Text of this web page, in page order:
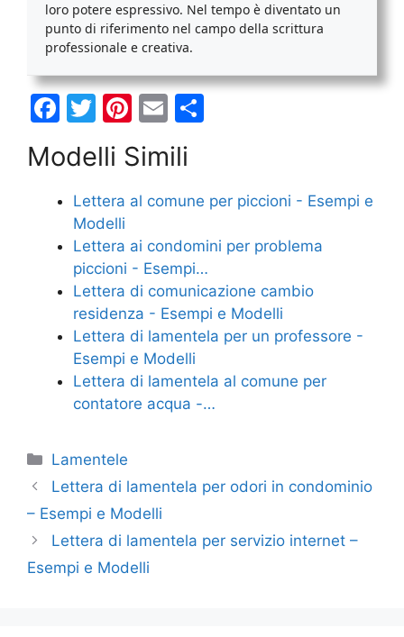
loro potere espressivo. Nel tempo è diventato un
punto di riferimento nel campo della scrittura
professionale e creativa.
F
c
e
b
o
o
k
T
w
itt
er
Pi
nt
er
e
E
m
ai
l
di
di
Modelli Simili
Lettera al comune per piccioni - Esempi e
Modelli
Lettera ai condomini per problema
piccioni - Esempi…
Lettera di comunicazione cambio
residenza - Esempi e Modelli
Lettera di lamentela per un professore -
Esempi e Modelli
Lettera di lamentela al comune per
contatore acqua -…
Categorie
Lamentele
Lettera di lamentela per odori in condominio
– Esempi e Modelli
Lettera di lamentela per servizio internet –
Esempi e Modelli